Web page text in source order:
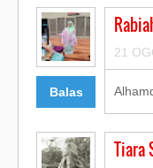
Balas
21
Tiara